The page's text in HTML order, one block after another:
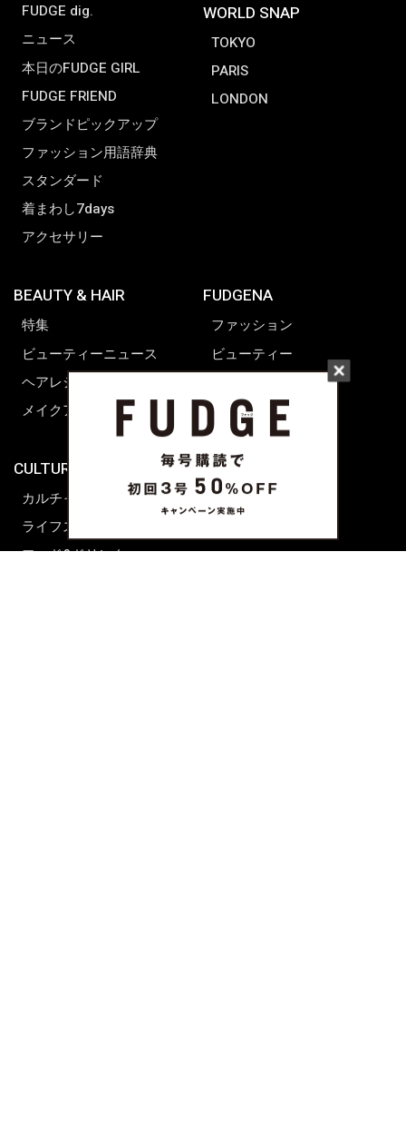
FUDGE dig.
ニュース
本日のFUDGE GIRL
FUDGE FRIEND
ブランドピックアップ
ファッション用語辞典
スタンダード
着まわし7days
アクセサリー
WORLD SNAP
TOKYO
PARIS
LONDON
BEAUTY & HAIR
特集
ビューティーニュース
ヘアレシピ ストーリーズ
メイクアップティップス
CULTURE & LIFE
カルチャー
ライフスタイル
フード&ドリンク
FUDGENA
ファッション
ビューティー
ライフスタイル
海外生活